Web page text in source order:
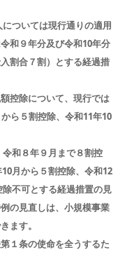
ついては現行通りの適用
和９年分及び令和10年分
割合７割）とする経過措
控除について、現行では
ら５割控除、令和11年10
和８年９月まで８割控
月から５割控除、令和12
不可とする経過措置の見
の見直しは、小規模事業
ます。
１条の使命を全うするた